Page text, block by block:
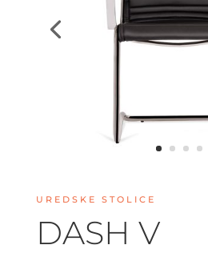
UREDSKE STOLICE
DASH V